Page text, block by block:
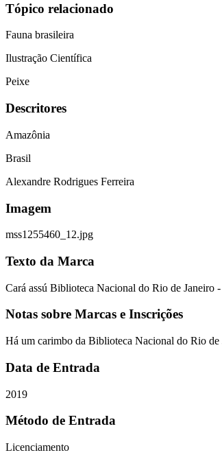
Tópico relacionado
Fauna brasileira
Ilustração Científica
Peixe
Descritores
Amazônia
Brasil
Alexandre Rodrigues Ferreira
Imagem
mss1255460_12.jpg
Texto da Marca
Cará assú Biblioteca Nacional do Rio de Janeiro
Notas sobre Marcas e Inscrições
Há um carimbo da Biblioteca Nacional do Rio de
Data de Entrada
2019
Método de Entrada
Licenciamento